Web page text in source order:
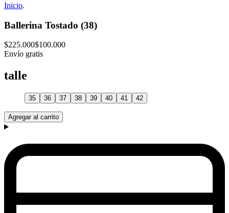
Inicio.
Ballerina Tostado (38)
$225.000$100.000
Envío gratis
talle
35 36 37 38 39 40 41 42
Agregar al carrito